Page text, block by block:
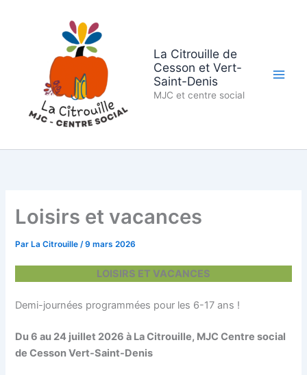
La Citrouille de
Cesson et Vert-
Saint-Denis
MJC et centre social
Loisirs et vacances
Par La Citrouille/9 mars 2026
LOISIRS ET VACANCES
Demi-journées programmées pour les 6-17 ans !
Du 6 au 24 juillet 2026 à La Citrouille, MJC Centre social
de Cesson Vert-Saint-Denis